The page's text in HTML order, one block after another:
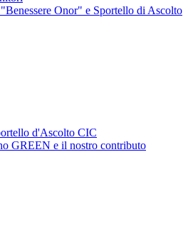
Onor" e Sportello di Ascolto
d'Ascolto CIC
GREEN e il nostro contributo